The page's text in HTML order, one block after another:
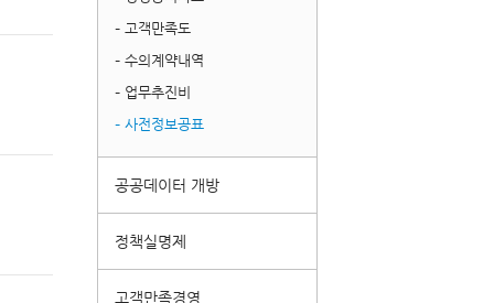
– 고객만족도
– 수의계약내역
– 업무추진비
– 사전정보공표
공공데이터 개방
정책실명제
고객만족경영